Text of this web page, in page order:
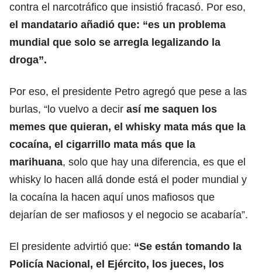
contra el narcotráfico que insistió fracasó. Por eso,
el mandatario añadió que: “es un problema
mundial que solo se arregla legalizando la
droga”.
Por eso, el presidente Petro agregó que pese a las
burlas, “lo vuelvo a decir así me saquen los
memes que quieran, el whisky mata más que la
cocaína, el cigarrillo mata más que la
marihuana, solo que hay una diferencia, es que el
whisky lo hacen allá donde está el poder mundial y
la cocaína la hacen aquí unos mafiosos que
dejarían de ser mafiosos y el negocio se acabaría”.
El presidente advirtió que: “Se están tomando la
Policía Nacional, el Ejército, los jueces, los